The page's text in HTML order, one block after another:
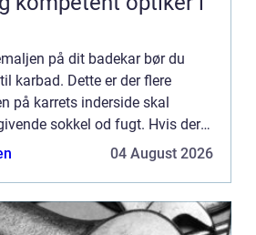
på dit badekar bør du
karbad. Dette er der flere
på karrets inderside skal
sokkel od fugt. Hvis der
eller beton kan der
04 August 2026